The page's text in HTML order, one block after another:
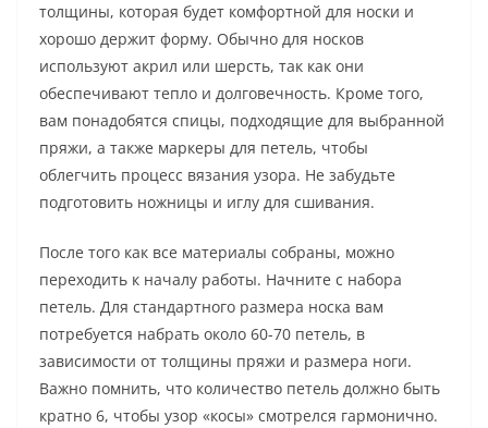
толщины, которая будет комфортной для носки и
хорошо держит форму. Обычно для носков
используют акрил или шерсть, так как они
обеспечивают тепло и долговечность. Кроме того,
вам понадобятся спицы, подходящие для выбранной
пряжи, а также маркеры для петель, чтобы
облегчить процесс вязания узора. Не забудьте
подготовить ножницы и иглу для сшивания.
После того как все материалы собраны, можно
переходить к началу работы. Начните с набора
петель. Для стандартного размера носка вам
потребуется набрать около 60-70 петель, в
зависимости от толщины пряжи и размера ноги.
Важно помнить, что количество петель должно быть
кратно 6, чтобы узор «косы» смотрелся гармонично.